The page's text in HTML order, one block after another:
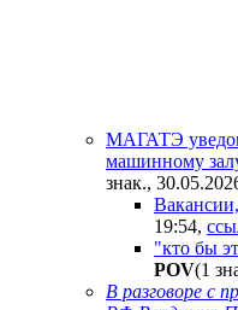
МАГАТЭ
машинному
знак.,
19:54,
"кто бы
POV(1
В разговоре с